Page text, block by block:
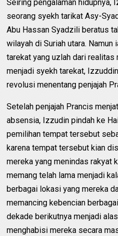
Seiring pengalaman hidupnya,
seorang syekh tarikat Asy-
Abu Hassan Syadzili beratus
wilayah di Suriah utara.
tarekat yang uzlah dari realitas
menjadi syekh tarekat,
revolusi menentang penjajah
Setelah penjajah Prancis
absensia, Izzudin pindah ke
pemilihan tempat tersebut
karena tempat tersebut kian
mereka yang menindas rakyat
memang telah lama menjadi
berbagai lokasi yang mereka
memancing kebencian
dekade berikutnya menjadi
menghabisi mereka secara